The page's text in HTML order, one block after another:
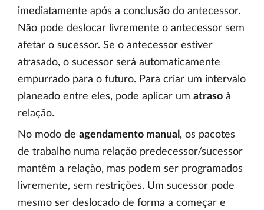
imediatamente após a conclusão do antecessor.
Não pode deslocar livremente o antecessor sem
afetar o sucessor. Se o antecessor estiver
atrasado, o sucessor será automaticamente
empurrado para o futuro. Para criar um intervalo
planeado entre eles, pode aplicar um atraso à
relação.
No modo de agendamento manual , os pacotes
de trabalho numa relação predecessor/sucessor
mantêm a relação, mas podem ser programados
livremente, sem restrições. Um sucessor pode
mesmo ser deslocado de forma a começar e